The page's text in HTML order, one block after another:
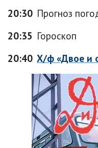
20:30 Прогноз
20:35 Гороскоп
20:40 Х/ф «Двое и